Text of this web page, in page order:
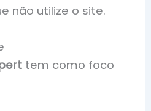
não utilize o site.
tem como foco